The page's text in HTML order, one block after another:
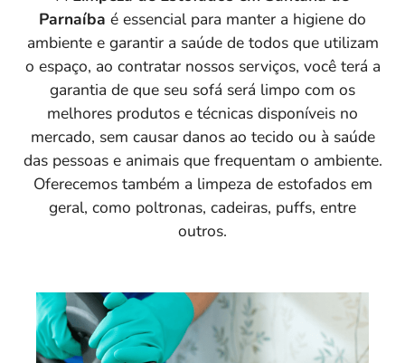
Parnaíba é essencial para manter a higiene do
ambiente e garantir a saúde de todos que utilizam
o espaço, ao contratar nossos serviços, você terá a
garantia de que seu sofá será limpo com os
melhores produtos e técnicas disponíveis no
mercado, sem causar danos ao tecido ou à saúde
das pessoas e animais que frequentam o ambiente.
Oferecemos também a limpeza de estofados em
geral, como poltronas, cadeiras, puffs, entre
outros.